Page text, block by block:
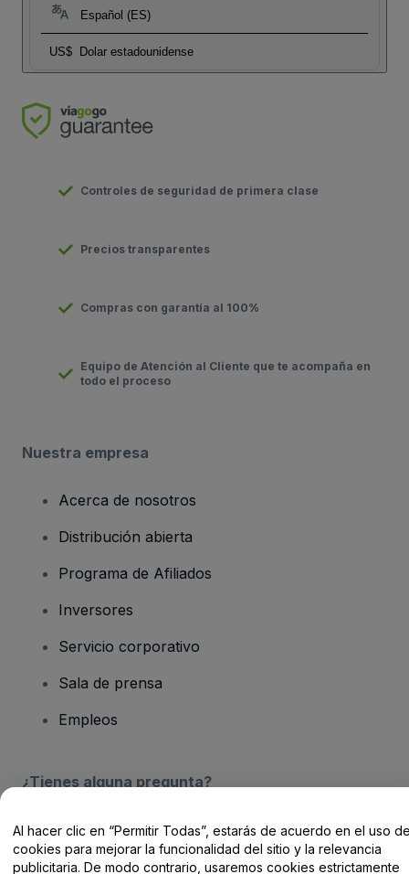
Español (ES)
US$ Dolar estadounidense
Controles de seguridad de primera clase
Precios transparentes
Compras con garantía al 100%
Equipo de Atención al Cliente que te acompaña en
todo el proceso
Nuestra empresa
Acerca de nosotros
Distribución abierta
Programa de Afiliados
Inversores
Servicio corporativo
Sala de prensa
Empleos
¿Tienes alguna pregunta?
Centro de Ayuda / Contacto
Al hacer clic en “Permitir Todas”, estarás de acuerdo en el uso
cookies para mejorar la funcionalidad del sitio y la relevancia
publicitaria. De modo contrario, usaremos cookies estrictamente